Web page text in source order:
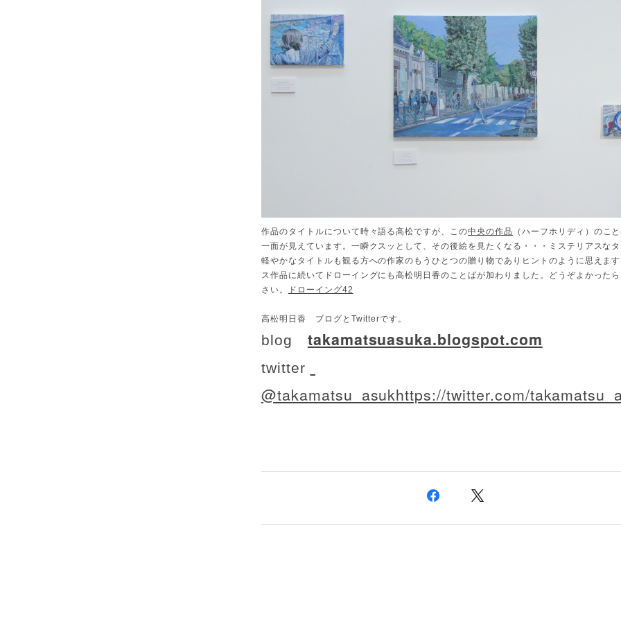
作品のタイトルについて時々語る高松ですが、この中央の作品
（ハーフホリディ）のこ
一面が見えています。一瞬クスッとして、その後絵を見たくなる・・・ミステリアスなタ
軽やかなタイトルも観る方への作家のもうひとつの贈り物でありヒントのように思えま
ス作品に続いてドローイングにも高松明日香のことばが加わりました。どうぞよかった
さい。
ドローイング42
高松明日香 ブログとTwitterです。
blog takamatsuasuka.blogspot.com
twitter
@takamatsu_asukhttps://twitter.com/